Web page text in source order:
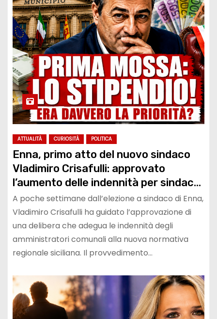
ATTUALITÀ CURIOSITÀ POLITICA
Enna, primo atto del nuovo sindaco
Vladimiro Crisafulli: approvato
l’aumento delle indennità per sindaco,
giunta e vertici comunali
A poche settimane dall’elezione a sindaco di Enna,
Vladimiro Crisafulli ha guidato l’approvazione di
una delibera che adegua le indennità degli
amministratori comunali alla nuova normativa
regionale siciliana. Il provvedimento…